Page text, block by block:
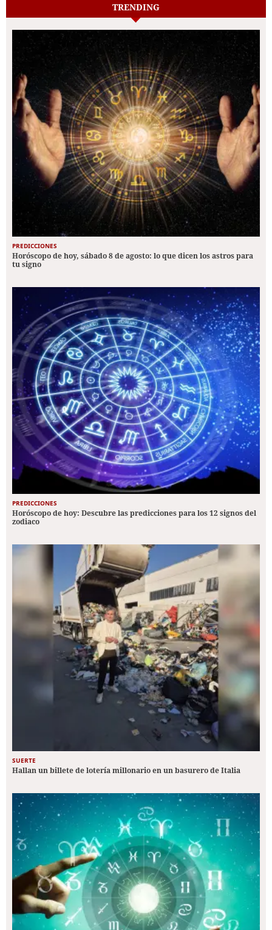
TRENDING
PREDICCIONES
Horóscopo de hoy, sábado 8 de agosto: lo que dicen los astros para
tu signo
PREDICCIONES
Horóscopo de hoy: Descubre las predicciones para los 12 signos del
zodiaco
SUERTE
Hallan un billete de lotería millonario en un basurero de Italia